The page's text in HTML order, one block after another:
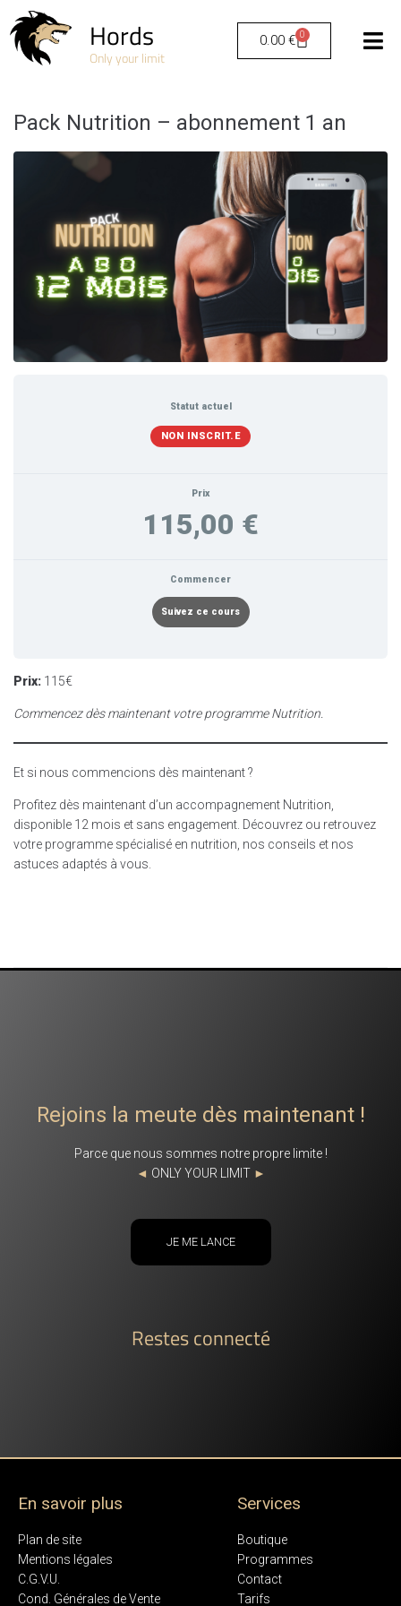
Hords
Only your limit
0.00€ 0
Pack Nutrition – abonnement 1 an
Statut actuel
NON INSCRIT.E
Prix
115,00 €
Commencer
Suivez ce cours
Prix: 115€
Commencez dès maintenant votre programme Nutrition.
Et si nous commencions dès maintenant ?
Profitez dès maintenant d’un accompagnement Nutrition,
disponible 12 mois et sans engagement. Découvrez ou retrouvez
votre programme spécialisé en nutrition, nos conseils et nos
astuces adaptés à vous.
Rejoins la meute dès maintenant !
Parce que nous sommes notre propre limite !
◄ ONLY YOUR LIMIT ►
JE ME LANCE
Restes connecté
En savoir plus
Plan de site
Mentions légales
C.G.V.U.
Cond. Générales de Vente
Services
Boutique
Programmes
Contact
Tarifs